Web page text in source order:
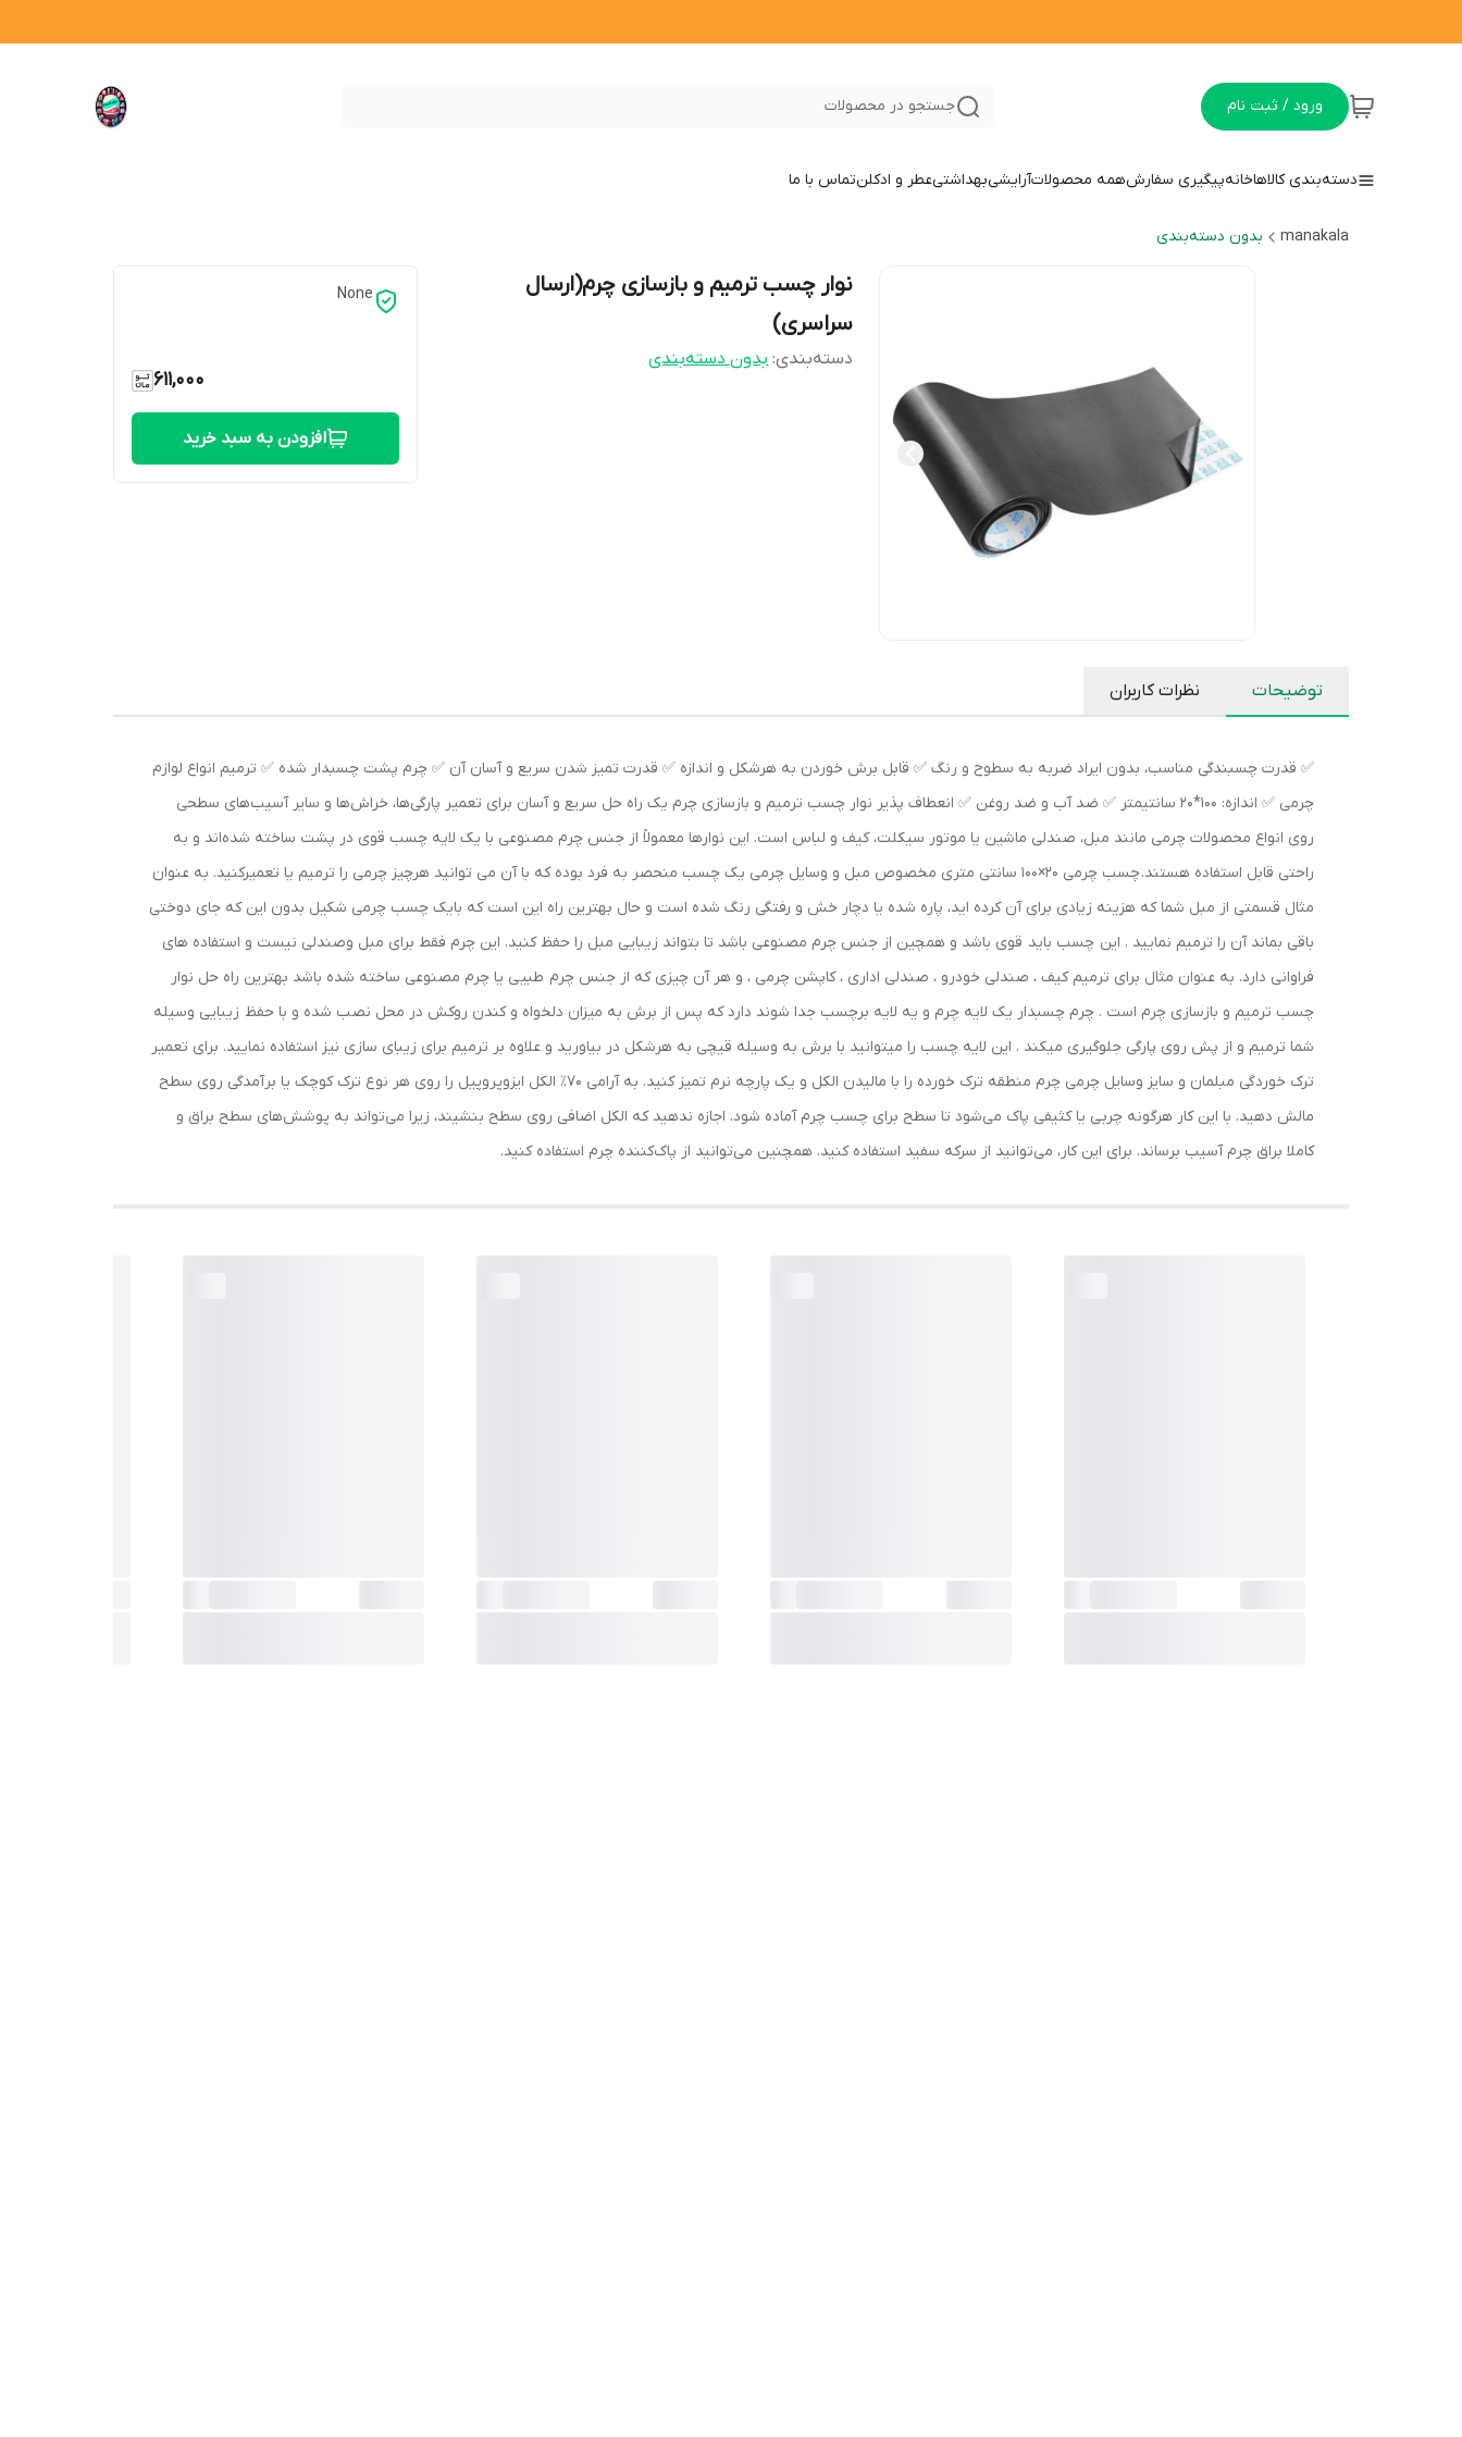
ورود / ثبت نام جستجو در محصولات
دسته‌بندی کالاهاخانهپیگیری سفارشهمه محصولاتآرایشیبهداشتیعطر و ادکلنتماس با ما
manakala بدون دسته‌بندی
نوار چسب ترمیم و بازسازی چرم(ارسال
سراسری)
دسته‌بندی:بدون دسته‌بندی
None
611,000
افزودن به سبد خرید
توضیحات نظرات کاربران
✅ قدرت چسبندگی مناسب، بدون ایراد ضربه به سطوح و رنگ ✅ قابل برش خوردن به هرشکل و اندازه ✅ قدرت تمیز شدن سریع و آسان آن ✅ چرم پشت چسبدار شده ✅ ترمیم انواع لوازم
چرمی ✅ اندازه: 100*20 سانتیمتر ✅ ضد آب و ضد روغن ✅ انعطاف پذیر نوار چسب ترمیم و بازسازی چرم یک راه حل سریع و آسان برای تعمیر پارگی‌ها، خراش‌ها و سایر آسیب‌های سطحی
روی انواع محصولات چرمی مانند مبل، صندلی ماشین یا موتور سیکلت، کیف و لباس است. این نوارها معمولاً از جنس چرم مصنوعی با یک لایه چسب قوی در پشت ساخته شده‌اند و به
راحتی قابل استفاده هستند. چسب چرمی 20×100 سانتی متری مخصوص مبل و وسایل چرمی یک چسب منحصر به فرد بوده که با آن می توانید هرچیز چرمی را ترمیم یا تعمیرکنید. به عنوان
مثال قسمتی از مبل شما که هزینه زیادی برای آن کرده اید، پاره شده یا دچار خش و رفتگی رنگ شده است و حال بهترین راه این است که بایک چسب چرمی شکیل بدون این که جای دوختی
باقی بماند آن را ترمیم نمایید . این چسب باید قوی باشد و همچین از جنس چرم مصنوعی باشد تا بتواند زیبایی مبل را حفظ کنید. این چرم فقط برای مبل وصندلی نیست و استفاده های
فراوانی دارد. به عنوان مثال برای ترمیم کیف ، صندلی خودرو ، صندلی اداری ، کاپشن چرمی ، و هر آن چیزی که از جنس چرم طبیی یا چرم مصنوعی ساخته شده باشد بهترین راه حل نوار
چسب ترمیم و بازسازی چرم است . چرم چسبدار یک لایه چرم و یه لایه برچسب جدا شوند دارد که پس از برش به میزان دلخواه و کندن روکش در محل نصب شده و با حفظ زیبایی وسیله
شما ترمیم و از پش روی پارگی جلوگیری میکند . این لایه چسب را میتوانید با برش به وسیله قیچی به هرشکل در بیاورید و علاوه بر ترمیم برای زیبای سازی نیز استفاده نمایید. برای تعمیر
ترک خوردگی مبلمان و سایز وسایل چرمی چرم منطقه ترک خورده را با مالیدن الکل و یک پارچه نرم تمیز کنید. به آرامی 70٪ الکل ایزوپروپیل را روی هر نوع ترک کوچک یا برآمدگی روی سطح
مالش دهید. با این کار هرگونه چربی یا کثیفی پاک می‌شود تا سطح برای چسب چرم آماده شود. اجازه ندهید که الکل اضافی روی سطح بنشیند، زیرا می‌تواند به پوشش‌های سطح براق و
کاملا براق چرم آسیب برساند. برای این کار، می‌توانید از سرکه سفید استفاده کنید. همچنین می‌توانید از پاک‌کننده چرم استفاده کنید.